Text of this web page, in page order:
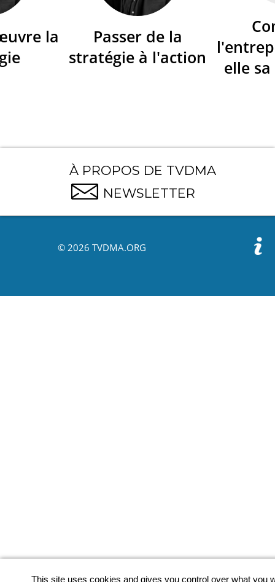
la
Passer de la
stratégie à l'action
elle
À PROPOS DE TVDMA
NEWSLETTER
© 2026 TVDMA.ORG
This site uses cookies and gives you control over what you